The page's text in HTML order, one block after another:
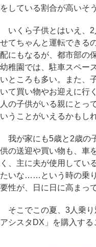
をしている割合が高いそ
いくら子供とはいえ、2
せてちゃんと運転できる
配にもなるが、都市部の
幼稚園では、駐車スペー
いところも多い。また、
いて買い物やお迎えに行
人の子供がいる親にとっ
いうことがいえるかもし
我が家にも5歳と2歳の
供の送迎や買い物も、車
く、主に夫が使用してい
たいな……という時の乗
要性が、日に日に高まっ
そこでこの夏、3人乗り
アシスタDX」を購入する